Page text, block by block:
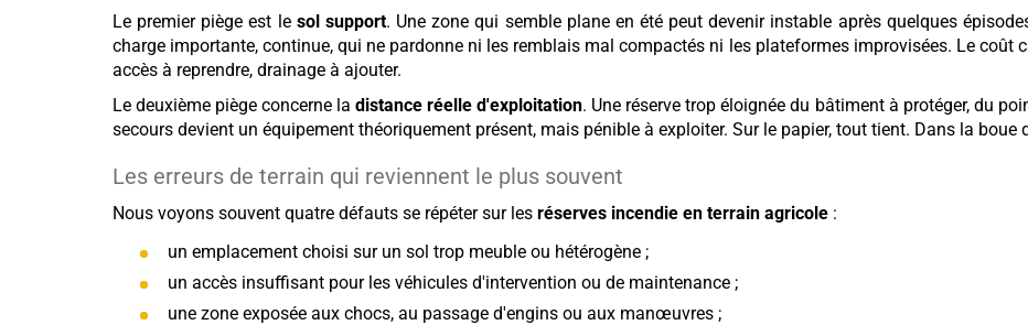
Le premier piège est le sol support. Une zone qui semble plane en été peut devenir instable après quelques
charge importante, continue, qui ne pardonne ni les remblais mal compactés ni les plateformes improvisées. Le coût
accès à reprendre, drainage à ajouter.
Le deuxième piège concerne ladistance réelle d'exploitation. Une réserve trop éloignée du bâtiment à protéger, du
secours devient un équipement théoriquement présent, mais pénible à exploiter. Sur le papier, tout tient. Dans la boue
Les erreurs de terrain qui reviennent le plus souvent
Nous voyons souvent quatre défauts se répéter sur les réserves incendie en terrain agricole :
un emplacement choisi sur un sol trop meuble ou hétérogène ;
un accès insuffisant pour les véhicules d'intervention ou de maintenance ;
une zone exposée aux chocs, au passage d'engins ou aux manœuvres ;